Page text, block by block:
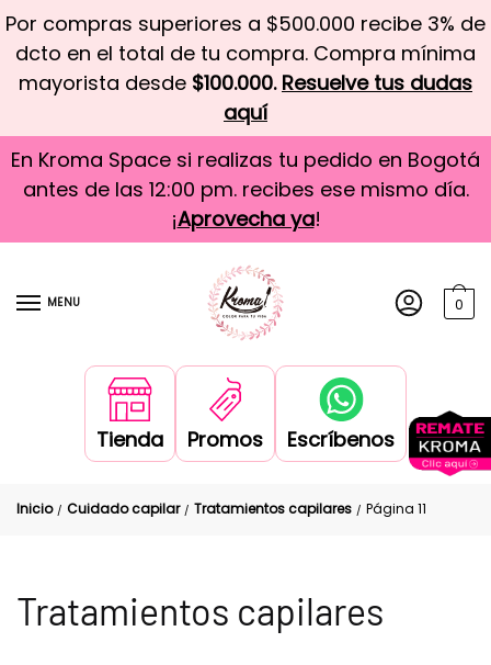
Por compras superiores a $500.000 recibe 3% de
dcto en el total de tu compra. Compra mínima
mayorista desde $100.000. Resuelve tus dudas
aquí
En Kroma Space si realizas tu pedido en Bogotá
antes de las 12:00 pm. recibes ese mismo día.
¡Aprovecha ya!
MENU 0
Tienda Promos Escríbenos
Inicio / Cuidado capilar / Tratamientos capilares / Página 11
Tratamientos capilares